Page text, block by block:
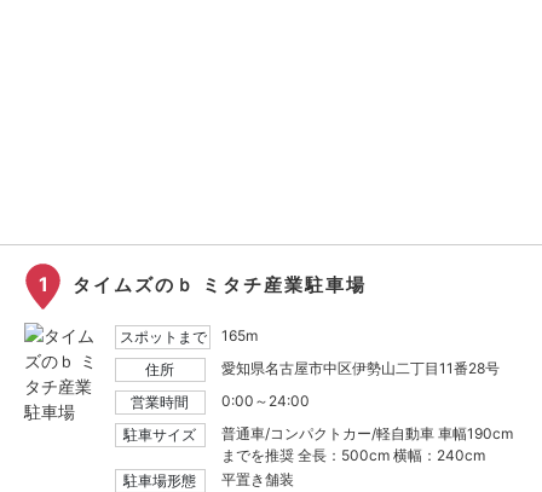
1 タイムズのｂ ミタチ産業駐車場
スポットまで
165m
住所
愛知県名古屋市中区伊勢山二丁目11番28号
営業時間
0:00～24:00
駐車サイズ
普通車/コンパクトカー/軽自動車 車幅190cm
までを推奨 全長：500cm 横幅：240cm
駐車場形態
平置き舗装